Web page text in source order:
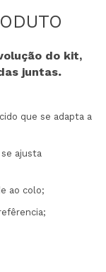
do kit,
juntas.
que se adapta a
ajusta
ao colo;